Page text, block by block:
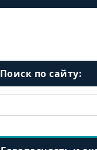
Поиск по сайту: